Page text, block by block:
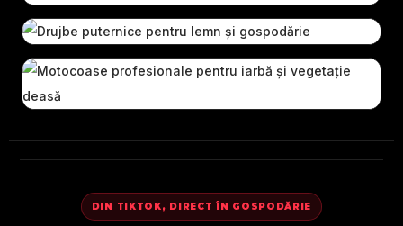
DIN TIKTOK, DIRECT ÎN GOSPODĂRIE